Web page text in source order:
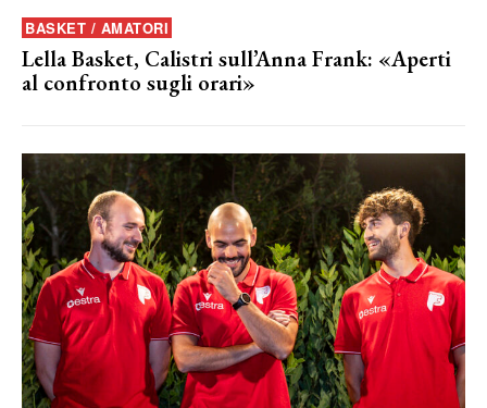
BASKET / AMATORI
Lella Basket, Calistri sull’Anna Frank: «Aperti
al confronto sugli orari»